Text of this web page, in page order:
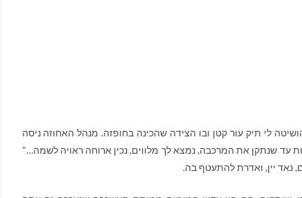
לי תיק עור קטן ובו הצידה שהכינה בחופזה. מנהל האחוזה ניסה
עד שנתקן את המרכבה, נמצא לך מלווים, נכין ארוחה ראויה לשמה…"
נאד יין, ואדרת להתעטף בה.